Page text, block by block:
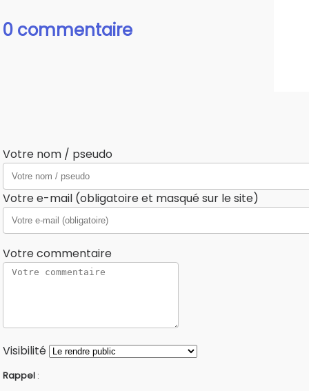
0 commentaire
Votre nom / pseudo
Votre e-mail (obligatoire et masqué sur le site)
Votre commentaire
Visibilité
Rappel :